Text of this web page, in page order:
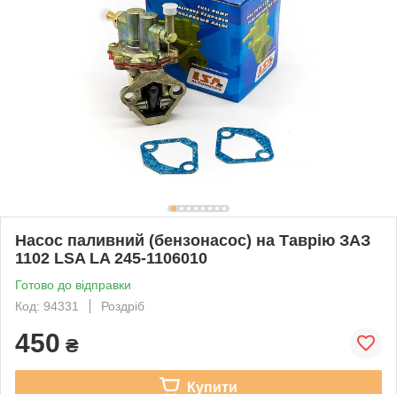
Насос паливний (бензонасос) на Таврію ЗАЗ
1102 LSA LA 245-1106010
Готово до відправки
Код: 94331
Роздріб
450 ₴
Купити